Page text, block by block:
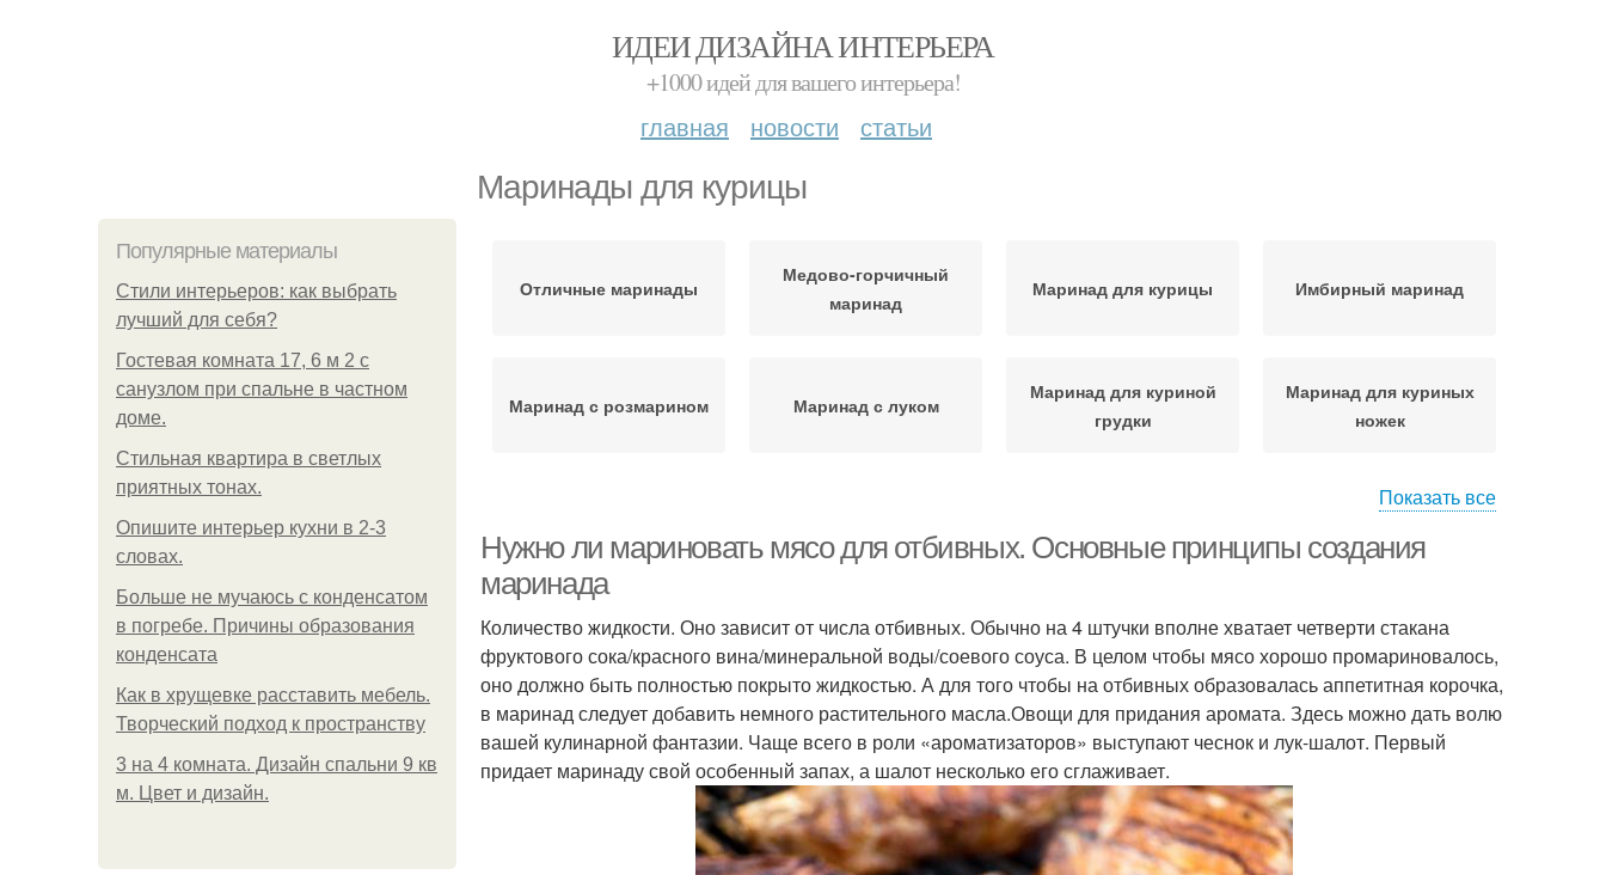
ИДЕИ ДИЗАЙНА ИНТЕРЬЕРА
+1000 идей для вашего интерьера!
главная новости статьи
Маринады для курицы
Популярные материалы
Стили интерьеров: как выбрать
лучший для себя?
Гостевая комната 17, 6 м 2 с
санузлом при спальне в частном
доме.
Стильная квартира в светлых
приятных тонах.
Опишите интерьер кухни в 2-3
словах.
Больше не мучаюсь с конденсатом
в погребе. Причины образования
конденсата
Как в хрущевке расставить мебель.
Творческий подход к пространству
3 на 4 комната. Дизайн спальни 9 кв
м. Цвет и дизайн.
Отличные маринады
Медово-горчичный
маринад
Маринад для курицы Имбирный маринад
Маринад с розмарином Маринад с луком
Маринад для куриной
грудки
Маринад для куриных
ножек
крылышек
сока
Показать все
Нужно ли мариновать мясо для отбивных. Основные принципы создания
маринада
Количество жидкости. Оно зависит от числа отбивных. Обычно на 4 штучки вполне хватает четверти стакана
фруктового сока/красного вина/минеральной воды/соевого соуса. В целом чтобы мясо хорошо промариновалось,
оно должно быть полностью покрыто жидкостью. А для того чтобы на отбивных образовалась аппетитная корочка,
в маринад следует добавить немного растительного масла.Овощи для придания аромата. Здесь можно дать волю
вашей кулинарной фантазии. Чаще всего в роли «ароматизаторов» выступают чеснок и лук-шалот. Первый
придает маринаду свой особенный запах, а шалот несколько его сглаживает.